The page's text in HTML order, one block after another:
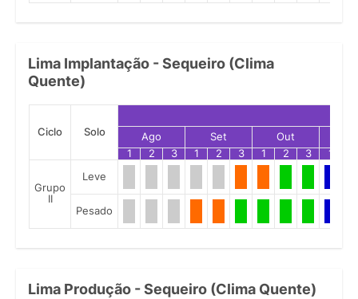
Lima Implantação - Sequeiro (Clima
Quente)
Ciclo Solo Ago Set Out
1
2 3 1 2 3 1 2 3 1
Grupo
II
Leve
Pesado
Lima Produção - Sequeiro (Clima Quente)